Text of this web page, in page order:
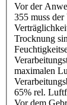
Vor der
355 muss
Trocknung
maximalen
65% rel.
Vor dem